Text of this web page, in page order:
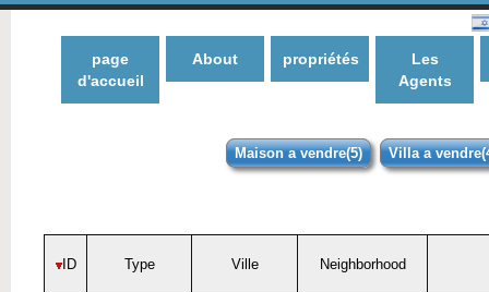
page
d'accueil
About propriétés
Les
Agents
Maison a vendre(5) Villa a
ID Type Ville Neighborhood